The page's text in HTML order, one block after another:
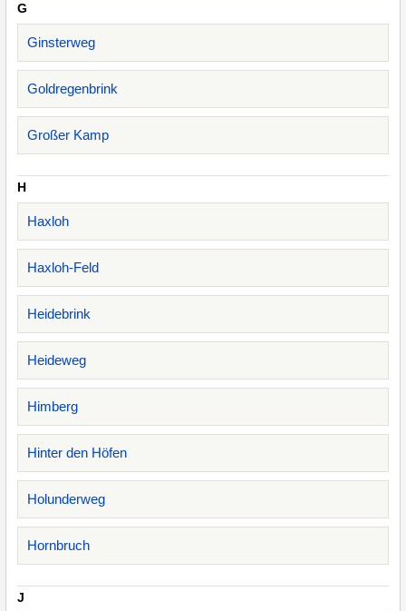
G
Ginsterweg
Goldregenbrink
Großer Kamp
H
Haxloh
Haxloh-Feld
Heidebrink
Heideweg
Himberg
Hinter den Höfen
Holunderweg
Hornbruch
J